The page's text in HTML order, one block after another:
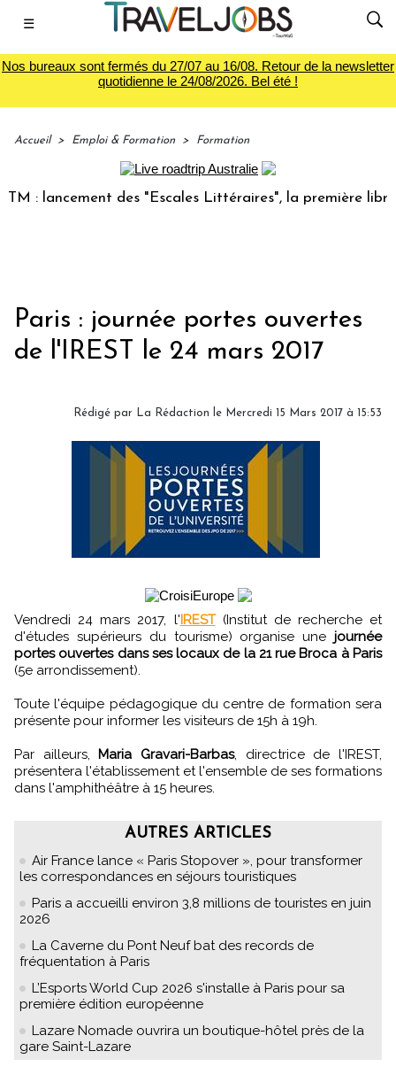
☰
Nos bureaux sont fermés du 27/07 au 16/08. Retour de la newsletter
quotidienne le 24/08/2026. Bel été !
Accueil > Emploi & Formation > Formation
lancement des "Escales Littéraires", la première librairie
Paris : journée portes ouvertes
de l'IREST le 24 mars 2017
Rédigé par La Rédaction le Mercredi 15 Mars 2017 à 15:53
Vendredi 24 mars 2017, l'IREST(Institut de recherche et
d'études supérieurs du tourisme) organise une journée
portes ouvertes dans ses locaux de la 21 rue Broca à Paris
(5e arrondissement).
Toute l'équipe pédagogique du centre de formation sera
présente pour informer les visiteurs de 15h à 19h.
Par ailleurs, Maria Gravari-Barbas, directrice de l'IREST,
présentera l'établissement et l'ensemble de ses formations
dans l'amphithéâtre à 15 heures.
AUTRES ARTICLES
Air France lance « Paris Stopover », pour transformer
les correspondances en séjours touristiques
Paris a accueilli environ 3,8 millions de touristes en juin
2026
La Caverne du Pont Neuf bat des records de
fréquentation à Paris
L’Esports World Cup 2026 s'installe à Paris pour sa
première édition européenne
Lazare Nomade ouvrira un boutique-hôtel près de la
gare Saint-Lazare